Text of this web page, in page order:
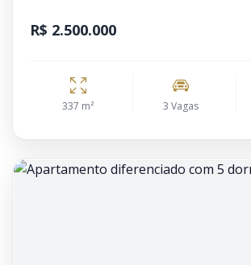
R$ 2.500.000
337 m² 3 Vagas